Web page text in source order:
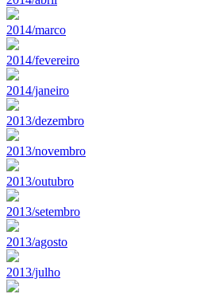
2014/marco
2014/fevereiro
2014/janeiro
2013/dezembro
2013/novembro
2013/outubro
2013/setembro
2013/agosto
2013/julho